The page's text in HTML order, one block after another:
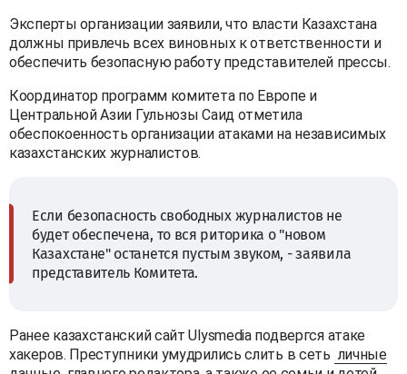
Эксперты организации заявили, что власти Казахстана
должны привлечь всех виновных к ответственности и
обеспечить безопасную работу представителей прессы.
Координатор программ комитета по Европе и
Центральной Азии Гульнозы Саид отметила
обеспокоенность организации атаками на независимых
казахстанских журналистов.
Если безопасность свободных журналистов не
будет обеспечена, то вся риторика о "новом
Казахстане" останется пустым звуком, - заявила
представитель Комитета.
Ранее казахстанский сайт Ulysmedia подвергся атаке
хакеров. Преступники умудрились слить в сеть личные